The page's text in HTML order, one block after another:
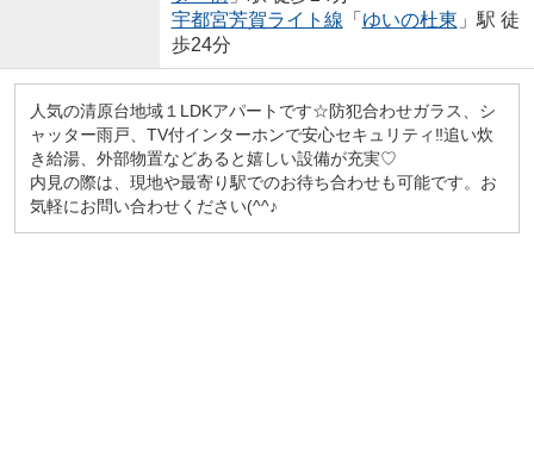
宇都宮芳賀ライト線 「 ゆいの杜東 」駅 徒
歩24分
人気の清原台地域１LDKアパートです☆防犯合わせガラス、シ
ャッター雨戸、TV付インターホンで安心セキュリティ‼追い炊
き給湯、外部物置などあると嬉しい設備が充実♡
内見の際は、現地や最寄り駅でのお待ち合わせも可能です。お
気軽にお問い合わせください(^^♪